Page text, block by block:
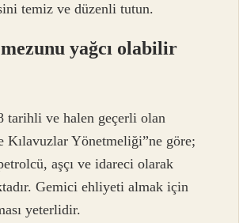
temiz ve düzenli tutun.
yağcı olabilir
tarihli ve halen geçerli olan
Kılavuzlar Yönetmeliği”ne göre;
aşçı ve idareci olarak
Gemici ehliyeti almak için
yeterlidir.